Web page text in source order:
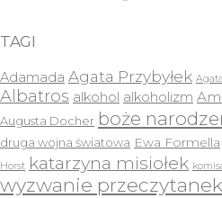
TAGI
Adamada Agata Przybyłek
Albatros alkohol alkoholizm
Augusta Docher boże
druga wojna światowa Ewa Formella
Horst katarzyna misiołek
wyzwanie przeczytanek